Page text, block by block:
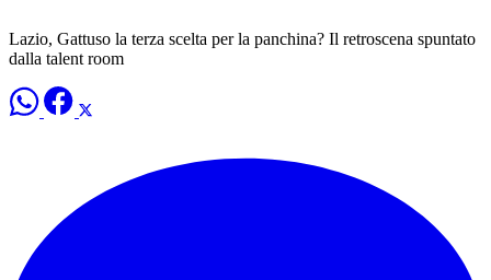
Lazio, Gattuso la terza scelta per la panchina? Il retroscena spuntato
dalla talent room